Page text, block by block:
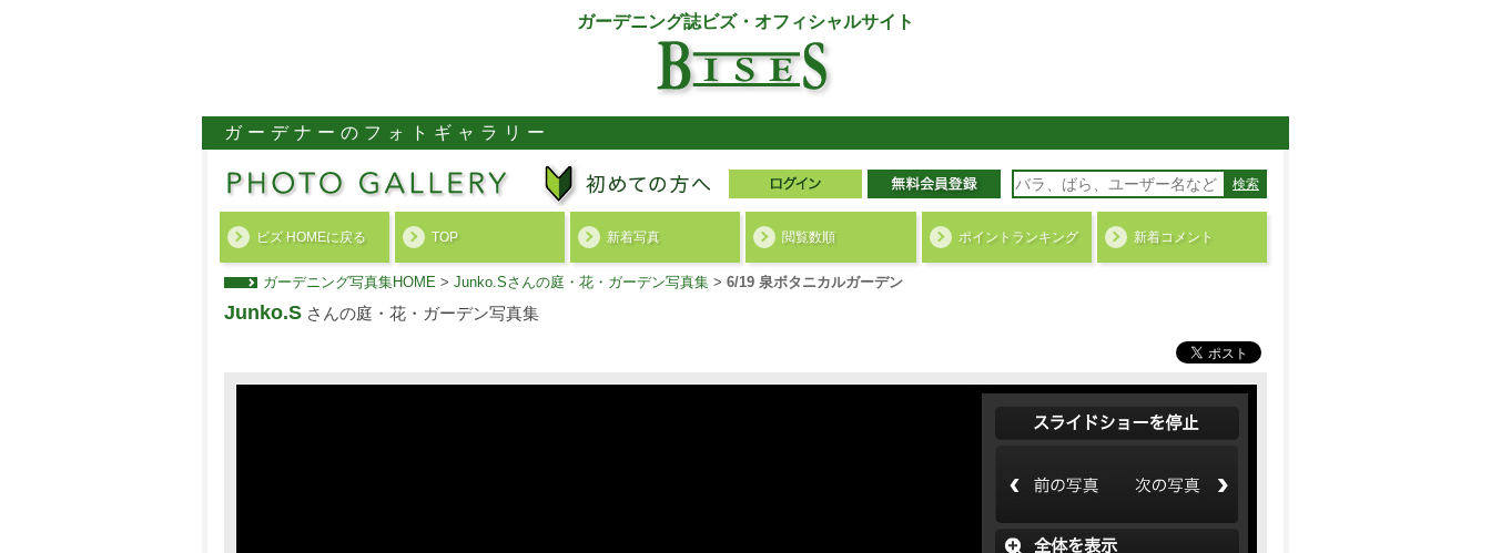
ガーデニング誌ビズ・オフィシャルサイト
ガーデナーのフォトギャラリー
検索
ビズ HOMEに戻る TOP 新着写真 閲覧数順 ポイント ランキング 新着コメント
ガーデニング写真集HOME > Junko.Sさんの庭・花・ガーデン写真集 > 6/19 泉ボタニカルガーデン
Junko.S さんの庭・花・ガーデン写真集